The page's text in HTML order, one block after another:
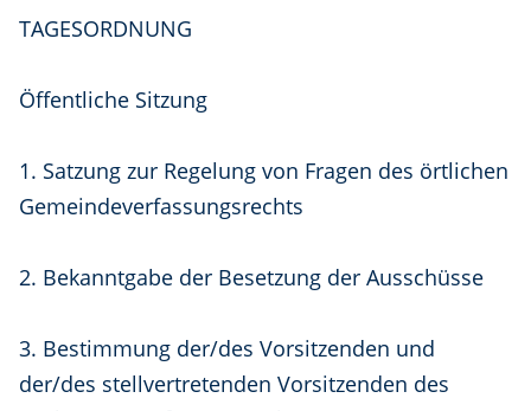
TAGESORDNUNG
Öffentliche Sitzung
1. Satzung zur Regelung von Fragen des örtlichen
Gemeindeverfassungsrechts
2. Bekanntgabe der Besetzung der Ausschüsse
3. Bestimmung der/des Vorsitzenden und
der/des stellvertretenden Vorsitzenden des